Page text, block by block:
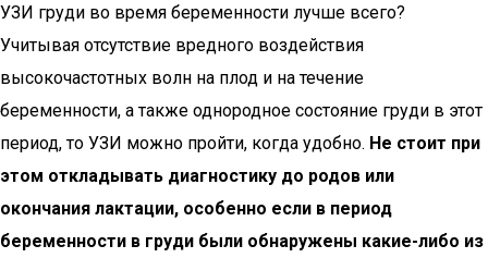
УЗИ груди во время беременности лучше всего?
Учитывая отсутствие вредного воздействия
высокочастотных волн на плод и на течение
беременности, а также однородное состояние груди в этот
период, то УЗИ можно пройти, когда удобно. Не стоит при
этом откладывать диагностику до родов или
окончания лактации, особенно если в период
беременности в груди были обнаружены какие-либо из